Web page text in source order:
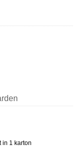
in 1 karton